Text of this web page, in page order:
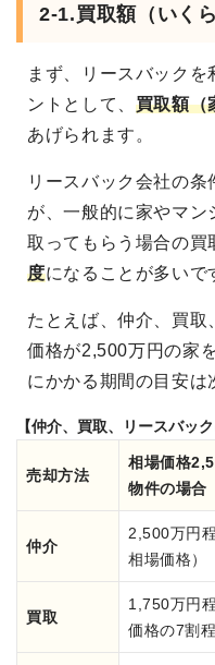
2-1.買取額（いく
まず、リースバックを
ントとして、 買取額（
あげられます。
リースバック会社の
が、一般的に家やマン
取ってもらう場合の買
度になることが多いで
たとえば、仲介、買
価格が2,500万円の家
にかかる期間の目安は
【仲介、買取、リースバッ
売却方法
相場価格
物件の場合
仲介
2,500万円
相場価格）
買取
1,750万円
価格の7割程